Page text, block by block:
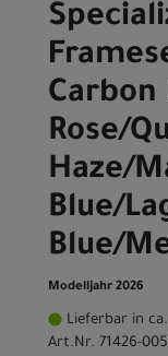
Rose/
Haze/
Blue/
Blue/
Modelljahr 2026
Lieferbar in
Art.Nr. 71426-